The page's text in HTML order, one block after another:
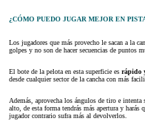
¿CÓMO PUEDO JUGAR MEJOR EN
Los jugadores que más provecho le sacan a la
golpes y no son de hacer secuencias de puntos
El bote de la pelota en esta superficie es rápido
desde cualquier sector de la cancha con más
Además, aprovecha los ángulos de tiro e intenta
alto, de esta forma tendrás más apertura y harás
jugador contrario sufra más al devolverlos.